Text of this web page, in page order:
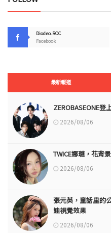
Diodeo.ROC
Facebook
最新報道
ZEROBASEONE
2026/08/06
TWICE娜璉，花背
2026/08/06
張元英，童話里的
娃視覺效果
2026/08/06